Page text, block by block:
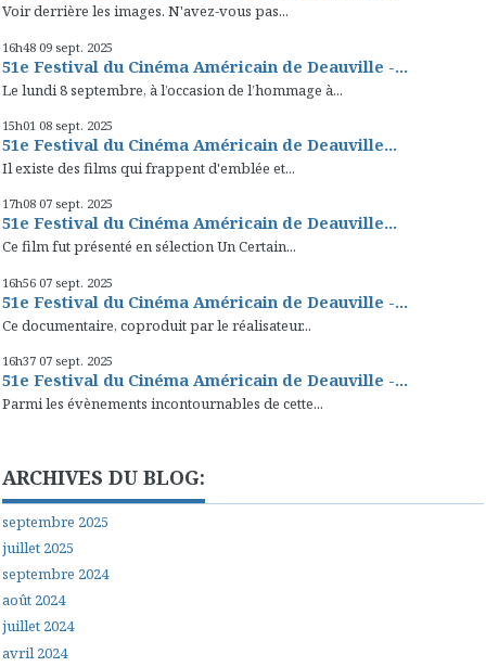
Voir derrière les images. N'avez-vous pas...
16h48 09 sept. 2025
51e Festival du Cinéma Américain de Deauville -...
Le lundi 8 septembre, à l’occasion de l’hommage à...
15h01 08 sept. 2025
51e Festival du Cinéma Américain de Deauville...
Il existe des films qui frappent d'emblée et...
17h08 07 sept. 2025
51e Festival du Cinéma Américain de Deauville...
Ce film fut présenté en sélection Un Certain...
16h56 07 sept. 2025
51e Festival du Cinéma Américain de Deauville -...
Ce documentaire, coproduit par le réalisateur...
16h37 07 sept. 2025
51e Festival du Cinéma Américain de Deauville -...
Parmi les évènements incontournables de cette...
ARCHIVES DU BLOG:
septembre 2025
juillet 2025
septembre 2024
août 2024
juillet 2024
avril 2024